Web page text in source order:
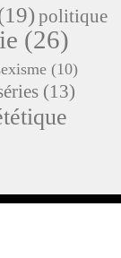
politique
(26)
(10)
(13)